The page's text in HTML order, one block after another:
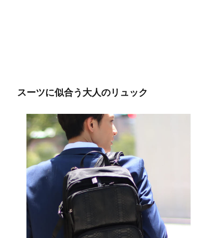
スーツに似合う大人のリュック